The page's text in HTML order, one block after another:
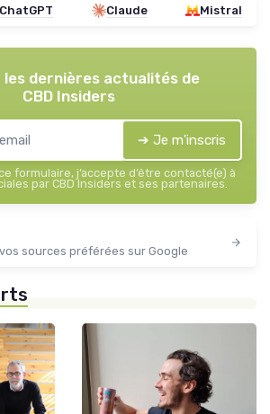
ChatGPT Claude Mistral
les dernières actualités de
CBD Insiders
➔ Je m'inscris
formulaire, j’accepte d’être contacté(e) à
par CBD Insiders et ses partenaires.
sources préférées sur Google